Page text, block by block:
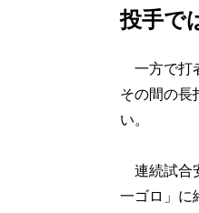
投手で
一方で打
その間の長
い。
連続試合
一ゴロ」に